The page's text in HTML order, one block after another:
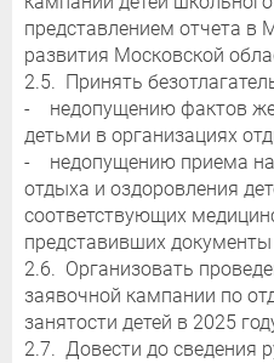
представлением отчета в
развития Московской
2.5. Принять
- недопущению фактов
детьми в организациях
- недопущению приема на
отдыха и оздоровления
соответствующих
представивших документы
2.6. Организовать
заявочной кампании по
занятости детей в 2025
2.7. Довести до сведения